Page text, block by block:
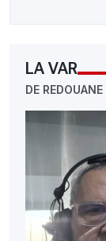
LA VAR
DE